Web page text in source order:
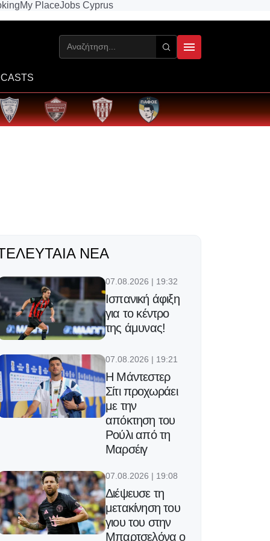
My PlaceJobs Cyprus
ΝΈΑ
07.08.2026 | 19:32
Ισπανική άφιξη
για το κέντρο
της άμυνας!
07.08.2026 | 19:21
Η Μάντεστερ
Σίτι προχωράει
με την
απόκτηση του
Ρούλι από τη
Μαρσέιγ
07.08.2026 | 19:08
Διέψευσε τη
μετακίνηση του
γιου του στην
Μπαρτσελόνα ο